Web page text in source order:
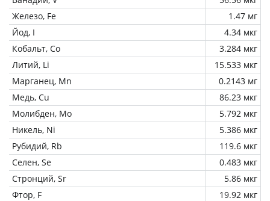
Железо, Fe
1.47 мг
Йод, I
4.34 мкг
Кобальт, Co
3.284 мкг
Литий, Li
15.533 мкг
Марганец, Mn
0.2143 мг
Медь, Cu
86.23 мкг
Молибден, Mo
5.792 мкг
Никель, Ni
5.386 мкг
Рубидий, Rb
119.6 мкг
Селен, Se
0.483 мкг
Стронций, Sr
5.86 мкг
Фтор, F
19.92 мкг